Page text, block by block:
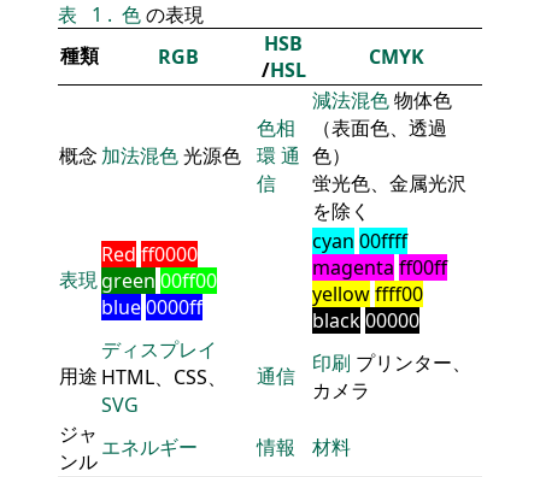
表
1 . 色の表現
種類
RGB
HSB
/HSL CMYK
概念 加法混色光源色
色相
環 通
信
減法混色物体色
（表面色、透過
色）
蛍光色、金属光沢
を除く
表現
Red ff0000
green 00ff00
blue0000ff
cyan 00ffff
magenta ff00ff
yellowffff00
black00000
用途
ディスプレイ
HTML、CSS、
SVG
通信 印刷 プリンター、
カメラ
ジャ
ンル
エネルギー 情報
材料